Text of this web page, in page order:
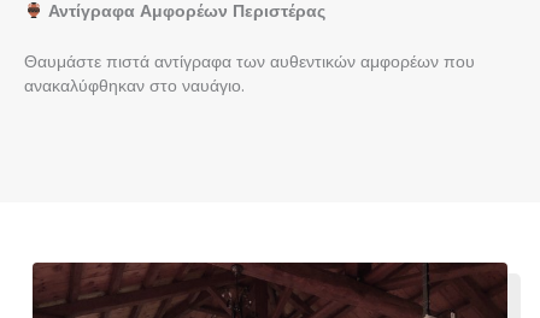
Αντίγραφα Αμφορέων Περιστέρας
Θαυμάστε πιστά αντίγραφα των αυθεντικών αμφορέων που
ανακαλύφθηκαν στο ναυάγιο.